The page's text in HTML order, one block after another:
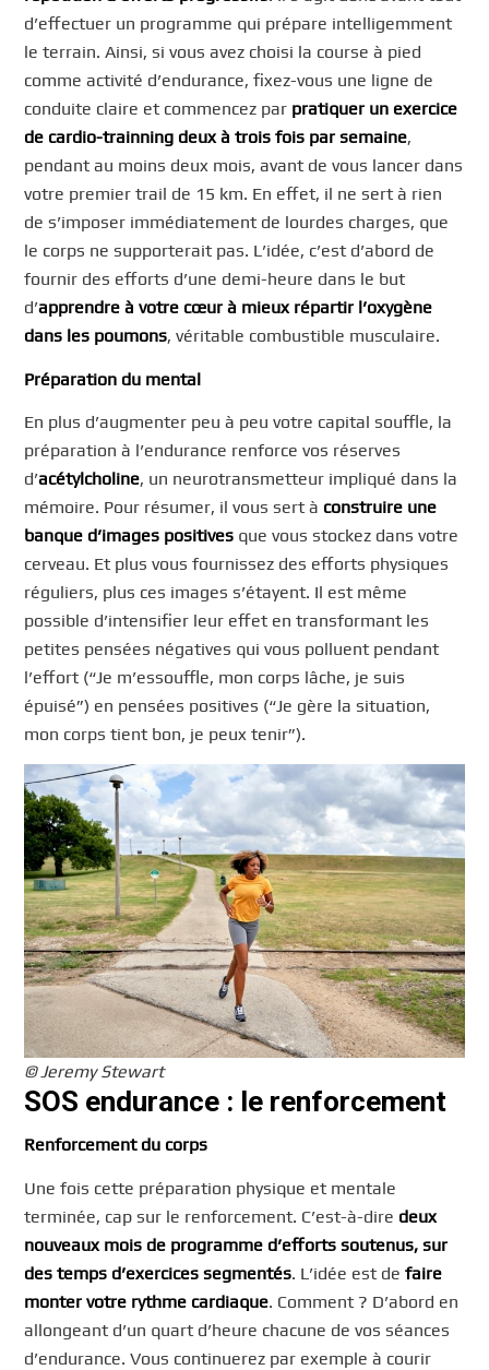
d’effectuer un programme qui prépare intelligemment
le terrain. Ainsi, si vous avez choisi la course à pied
comme activité d’endurance, fixez-vous une ligne de
conduite claire et commencez par pratiquer un exercice
de cardio-trainning deux à trois fois par semaine,
pendant au moins deux mois, avant de vous lancer dans
votre premier trail de 15 km. En effet, il ne sert à rien
de s’imposer immédiatement de lourdes charges, que
le corps ne supporterait pas. L’idée, c’est d’abord de
fournir des efforts d’une demi-heure dans le but
d’apprendre à votre cœur à mieux répartir l’oxygène
dans les poumons, véritable combustible musculaire.
Préparation du mental
En plus d’augmenter peu à peu votre capital souffle, la
préparation à l’endurance renforce vos réserves
d’acétylcholine, un neurotransmetteur impliqué dans la
mémoire. Pour résumer, il vous sert à construire une
banque d’images positives que vous stockez dans votre
cerveau. Et plus vous fournissez des efforts physiques
réguliers, plus ces images s’étayent. Il est même
possible d’intensifier leur effet en transformant les
petites pensées négatives qui vous polluent pendant
l’effort (“Je m’essouffle, mon corps lâche, je suis
épuisé”) en pensées positives (“Je gère la situation,
mon corps tient bon, je peux tenir”).
© Jeremy Stewart
SOS endurance : le renforcement
Renforcement du corps
Une fois cette préparation physique et mentale
terminée, cap sur le renforcement. C’est-à-dire deux
nouveaux mois de programme d’efforts soutenus, sur
des temps d’exercices segmentés. L’idée est defaire
monter votre rythme cardiaque. Comment ? D’abord en
allongeant d’un quart d’heure chacune de vos séances
d’endurance. Vous continuerez par exemple à courir